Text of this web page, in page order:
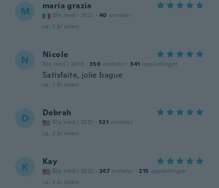
M maria grazia
Ble med i 2022 · 40 omtaler
ca. 3 år siden
N Nicole
Ble med i 2018 · 350 omtaler · 341 opplastinger
Satisfaite, jolie bague
ca. 3 år siden
D Debrah
Ble med i 2021 · 521 omtaler
ca. 3 år siden
K Kay
Ble med i 2022 · 267 omtaler · 215 opplastinger
ca. 3 år siden